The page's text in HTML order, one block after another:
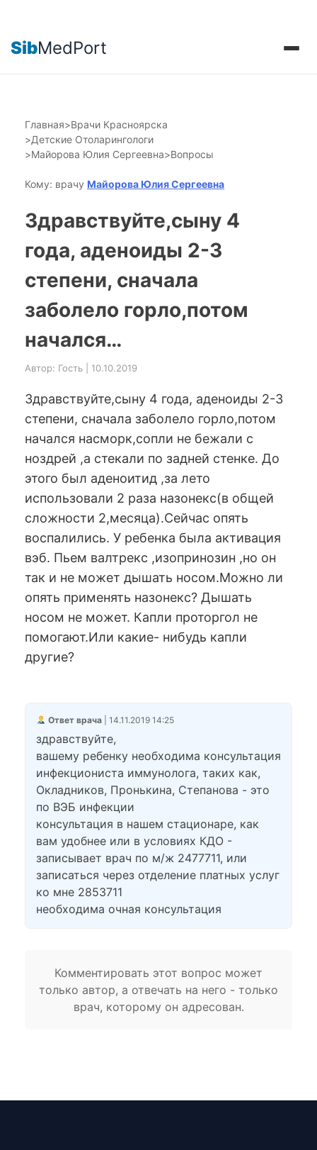
SibMedPort
Главная>Врачи Красноярска
>Детские Отоларингологи
>Майорова Юлия Сергеевна>Вопросы
Кому: врачу Майорова Юлия Сергеевна
Здравствуйте,сыну 4
года, аденоиды 2-3
степени, сначала
заболело горло,потом
начался…
Автор: Гость | 10.10.2019
Здравствуйте,сыну 4 года, аденоиды 2-3
степени, сначала заболело горло,потом
начался насморк,сопли не бежали с
ноздрей ,а стекали по задней стенке. До
этого был аденоитид ,за лето
использовали 2 раза назонекс(в общей
сложности 2,месяца).Сейчас опять
воспалились. У ребенка была активация
вэб. Пьем валтрекс ,изопринозин ,но он
так и не может дышать носом.Можно ли
опять применять назонекс? Дышать
носом не может. Капли проторгол не
помогают.Или какие- нибудь капли
другие?
Ответ врача| 14.11.2019 14:25
здравствуйте,
вашему ребенку необходима консультация
инфекциониста иммунолога, таких как,
Окладников, Пронькина, Степанова - это
по ВЭБ инфекции
консультация в нашем стационаре, как
вам удобнее или в условиях КДО -
записывает врач по м/ж 2477711, или
записаться через отделение платных услуг
ко мне 2853711
необходима очная консультация
Комментировать этот вопрос может
только автор, а отвечать на него - только
врач, которому он адресован.